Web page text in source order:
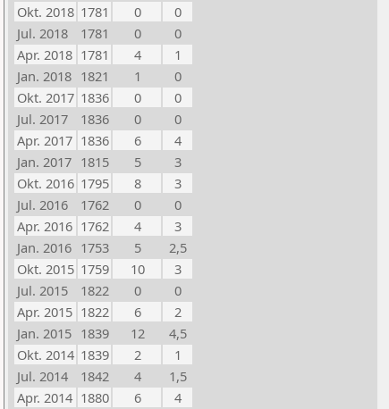
Okt. 2018 1781 0
0
Jul. 2018
1781 0
0
Apr. 2018 1781 4
1
Jan. 2018 1821 1
0
Okt. 2017 1836 0
0
Jul. 2017
1836 0
0
Apr. 2017 1836 6
4
Jan. 2017 1815 5
3
Okt. 2016 1795 8
3
Jul. 2016
1762 0
0
Apr. 2016 1762 4
3
Jan. 2016 1753 5
2,5
Okt. 2015 1759 10
3
Jul. 2015
1822 0
0
Apr. 2015 1822 6
2
Jan. 2015 1839 12
4,5
Okt. 2014 1839 2
1
Jul. 2014
1842 4
1,5
Apr. 2014 1880 6
4